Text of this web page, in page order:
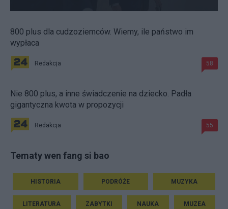
800 plus dla cudzoziemców. Wiemy, ile państwo im
wypłaca
Redakcja 58
Nie 800 plus, a inne świadczenie na dziecko. Padła
gigantyczna kwota w propozycji
Redakcja 55
Tematy wen fang si bao
HISTORIA PODRÓŻE MUZYKA
LITERATURA ZABYTKI NAUKA MUZEA